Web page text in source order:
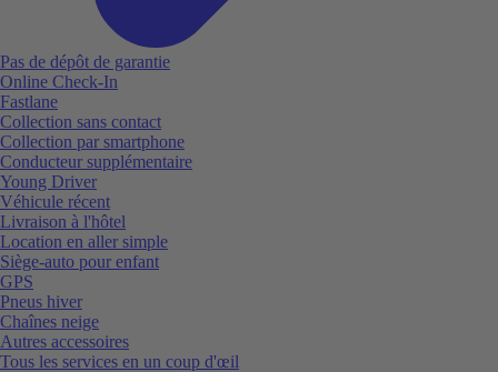
Pas de dépôt de garantie
Online Check-In
Fastlane
Collection sans contact
Collection par smartphone
Conducteur supplémentaire
Young Driver
Véhicule récent
Livraison à l'hôtel
Location en aller simple
Siège-auto pour enfant
GPS
Pneus hiver
Chaînes neige
Autres accessoires
Tous les services en un coup d'œil